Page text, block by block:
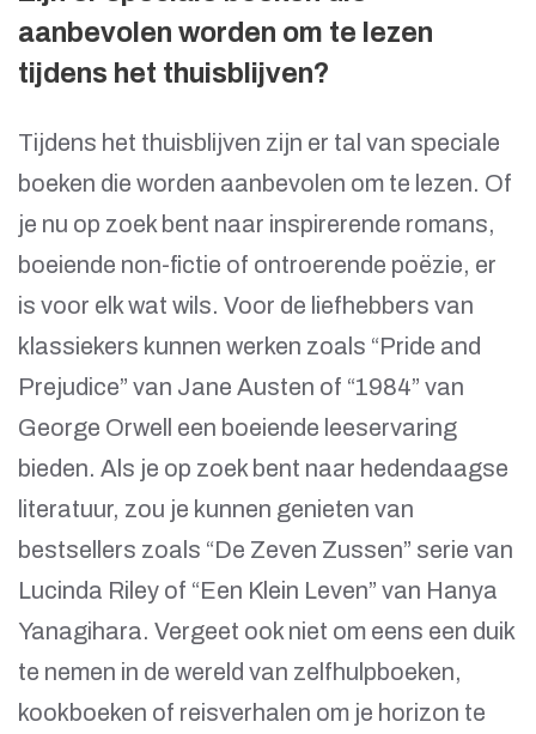
aanbevolen worden om te lezen
tijdens het thuisblijven?
Tijdens het thuisblijven zijn er tal van speciale
boeken die worden aanbevolen om te lezen. Of
je nu op zoek bent naar inspirerende romans,
boeiende non-fictie of ontroerende poëzie, er
is voor elk wat wils. Voor de liefhebbers van
klassiekers kunnen werken zoals “Pride and
Prejudice” van Jane Austen of “1984” van
George Orwell een boeiende leeservaring
bieden. Als je op zoek bent naar hedendaagse
literatuur, zou je kunnen genieten van
bestsellers zoals “De Zeven Zussen” serie van
Lucinda Riley of “Een Klein Leven” van Hanya
Yanagihara. Vergeet ook niet om eens een duik
te nemen in de wereld van zelfhulpboeken,
kookboeken of reisverhalen om je horizon te